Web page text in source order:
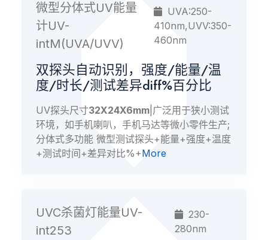
微型分体式UV能量
计UV-
intM(UVA/UVV)
UVA:250-
410nm,UVV:350-
460nm
双探头自动识别，强度/能量/温
度/时长/测试差异diff%百分比
UV探头尺寸32X24X6mm |广泛用于狭小测试
环境，如手机喇叭，手机马达等微小零件生产;
分体式多功能 微型测试探头+能量+强度+温度
+测试时间+差异对比%+More
UVC杀菌灯能量UV-
int253
230-
280nm